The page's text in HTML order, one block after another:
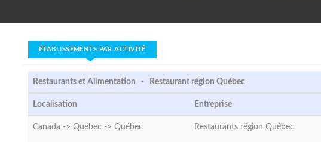
ÉTABLISSEMENTS PAR ACTIVITÉ
Restaurants et Alimentation - Restaurant région Québec
Localisation Entreprise
Canada -> Québec -> Québec Restaurants région Québec